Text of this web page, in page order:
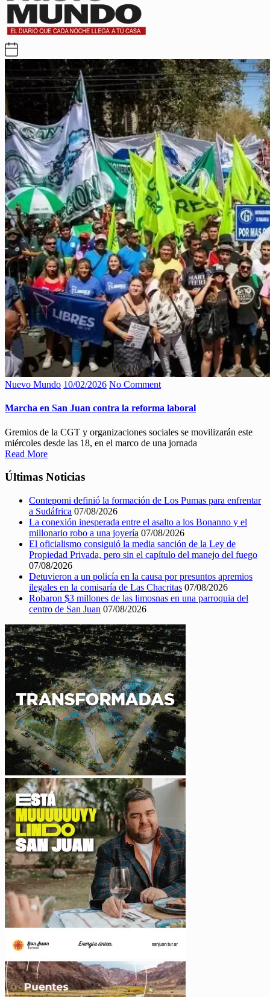
Nuevo Mundo 10/02/2026 No Comment
Marcha en San Juan contra la reforma laboral
Gremios de la CGT y organizaciones sociales se movilizarán este
miércoles desde las 18, en el marco de una jornada
Read More
Últimas Noticias
Contepomi definió la formación de Los Pumas para enfrentar
a Sudáfrica 07/08/2026
La conexión inesperada entre el asalto a los Bonanno y el
millonario robo a una joyería 07/08/2026
El oficialismo consiguió la media sanción de la Ley de
Propiedad Privada, pero sin el capítulo del manejo del fuego
07/08/2026
Detuvieron a un policía en la causa por presuntos apremios
ilegales en la comisaría de Las Chacritas 07/08/2026
Robaron $3 millones de las limosnas en una parroquia del
centro de San Juan 07/08/2026